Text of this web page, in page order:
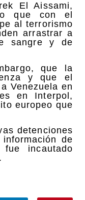
El Aissami,
que con el
al terrorismo
arrastrar a
sangre y de
que la
y que el
Venezuela en
en Interpol,
europeo que
detenciones
de
incautado